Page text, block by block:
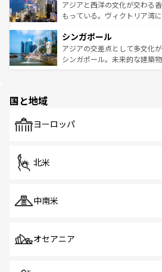
ひ現地で味わいたい。どの地
が旅行者を迎えてくれるので
参照してほしい。
帯で自然と触れ合い、南部で
いビーチでリゾート気分を楽
激する。気候は一年中温暖で
が待っている。親しみやすい
た文化、そして多様な観光資
アジアと西洋の文化が交わる
もっている。ヴィクトリア湾
み、どこを訪れても感動する
ており、効率よく見どころを
うな絶景から文化的な体験ま
シンガポール
アジアの交差点として多文化
シンガポール。未来的な建築
で、ホーカーズは地元の風情
国と地域
ヨーロッパ
北米
中南米
オセアニア